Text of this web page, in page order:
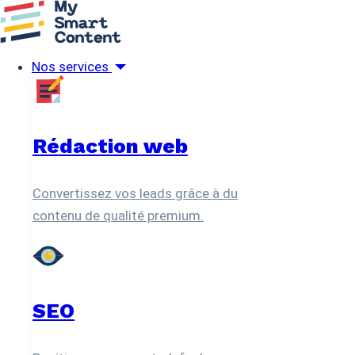
Menu
Nos services
SEO
Création graphique
Qui sommes-nous ?
Blog
Livres blancs
Contact
Nos services
Rédaction web
Convertissez vos leads grâce à du
contenu de qualité premium.
SEO